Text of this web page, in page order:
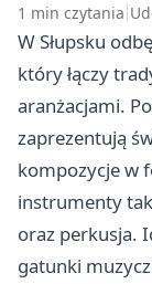
1 min czytania
W Słupsku
który łączy
aranżacjami.
zaprezentują
kompozycje w
instrumenty
oraz perkusja.
gatunki